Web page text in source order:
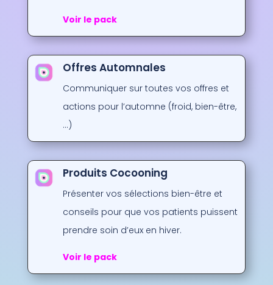
Voir le pack
Offres Automnales
Communiquer sur toutes vos offres et
actions pour l’automne (froid, bien-être,
…)
Produits Cocooning
Présenter vos sélections bien-être et
conseils pour que vos patients puissent
prendre soin d’eux en hiver.
Voir le pack